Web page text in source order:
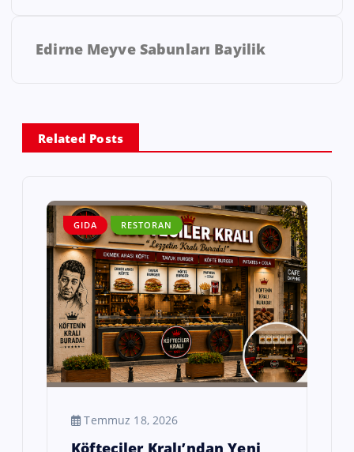
Edirne Meyve Sabunları Bayilik
Related Posts
GIDA RESTORAN
Temmuz 18, 2026
Köfteciler Kralı’ndan Yeni